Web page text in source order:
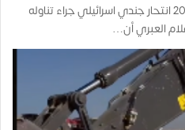
أعلن الإعلام العبري الأحد 12 يناير 2026 انتحار جندي اسرائيلي جراء تناوله
العبري أن…